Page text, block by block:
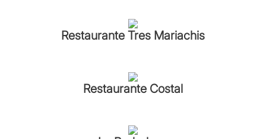
Restaurante Tres Mariachis
Restaurante Costal